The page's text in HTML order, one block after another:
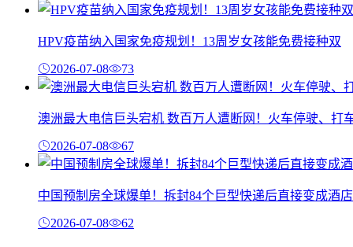
HPV疫苗纳入国家免疫规划！13周岁女孩能免费接种双
2026-07-08 73
澳洲最大电信巨头宕机 数百万人遭断网！火车停驶、打
2026-07-08 67
中国预制房全球爆单！拆封84个巨型快递后直接变成酒店
2026-07-08 62